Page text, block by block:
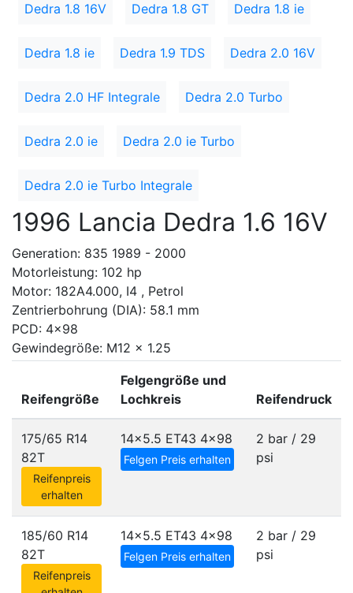
Dedra 1.8 16V Dedra 1.8 GT Dedra 1.8 ie
Dedra 1.8 ie Dedra 1.9 TDS Dedra 2.0 16V
Dedra 2.0 HF Integrale Dedra 2.0 Turbo
Dedra 2.0 ie Dedra 2.0 ie Turbo
Dedra 2.0 ie Turbo Integrale
1996 Lancia Dedra 1.6 16V
Generation: 835 1989 - 2000
Motorleistung: 102 hp
Motor: 182A4.000, I4 , Petrol
Zentrierbohrung (DIA): 58.1 mm
PCD: 4x98
Gewindegröße: M12 x 1.25
Reifengröße
Felgengröße und
Lochkreis
Reifendruck
175/65 R14
82T
Reifenpreis
erhalten
14x5.5 ET43 4x98
Felgen Preis erhalten
2 bar / 29
psi
185/60 R14
82T
Reifenpreis
14x5.5 ET43 4x98
Felgen Preis erhalten
2 bar / 29
psi